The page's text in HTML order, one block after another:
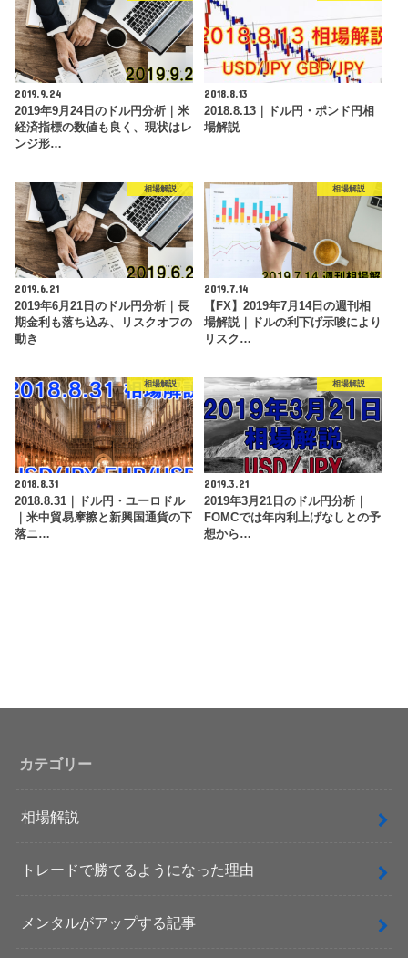
2019.9.24
2019年9月24日のドル円分析｜米
経済指標の数値も良く、現状はレ
ンジ形…
2018.8.13
2018.8.13｜ドル円・ポンド円相
場解説
相場解説
2019.6.21
2019年6月21日のドル円分析｜長
期金利も落ち込み、リスクオフの
動き
相場解説
2019.7.14
【FX】2019年7月14日の週刊相
場解説｜ドルの利下げ示唆により
リスク…
相場解説
2018.8.31
2018.8.31｜ドル円・ユーロドル
｜米中貿易摩擦と新興国通貨の下
落ニ…
相場解説
2019.3.21
2019年3月21日のドル円分析｜
FOMCでは年内利上げなしとの予
想から…
カテゴリー
相場解説
トレードで勝てるようになった理由
メンタルがアップする記事